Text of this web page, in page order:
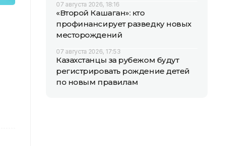
07 августа 2026, 18:16
«Второй Кашаган»: кто
профинансирует разведку новых
месторождений
07 августа 2026, 17:53
Казахстанцы за рубежом будут
регистрировать рождение детей
по новым правилам